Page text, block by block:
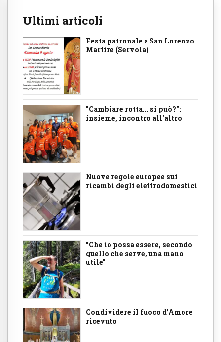
Ultimi articoli
Festa patronale a San Lorenzo
Martire (Servola)
"Cambiare rotta... si può?":
insieme, incontro all'altro
Nuove regole europee sui
ricambi degli elettrodomestici
"Che io possa essere, secondo
quello che serve, una mano
utile"
Condividere il fuoco d’Amore
ricevuto